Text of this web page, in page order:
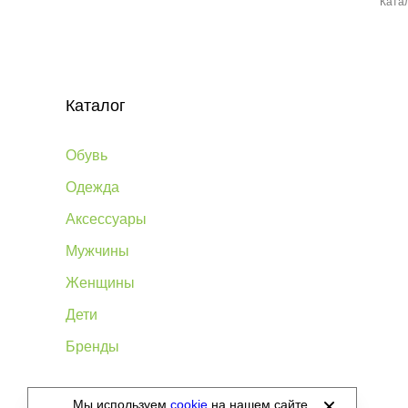
Каталог
Обувь
Одежда
Аксессуары
Мужчины
Женщины
Дети
Бренды
©2012-2026 - Sellgroup.ru - все права защищены.
Мы используем cookie на нашем сайте.